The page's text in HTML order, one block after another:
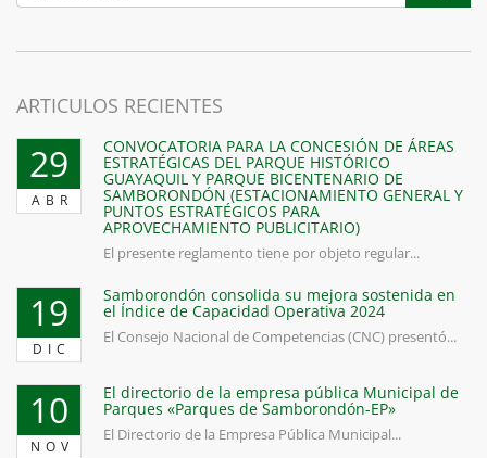
ARTICULOS RECIENTES
29
ABR
CONVOCATORIA PARA LA CONCESIÓN DE ÁREAS
ESTRATÉGICAS DEL PARQUE HISTÓRICO
GUAYAQUIL Y PARQUE BICENTENARIO DE
SAMBORONDÓN (ESTACIONAMIENTO GENERAL Y
PUNTOS ESTRATÉGICOS PARA
APROVECHAMIENTO PUBLICITARIO)
El presente reglamento tiene por objeto regular...
19
DIC
Samborondón consolida su mejora sostenida en
el Índice de Capacidad Operativa 2024
El Consejo Nacional de Competencias (CNC) presentó...
10
NOV
El directorio de la empresa pública Municipal de
Parques «Parques de Samborondón-EP»
El Directorio de la Empresa Pública Municipal...